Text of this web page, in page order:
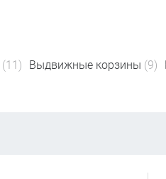
(11) Выдвижные корзины (9)